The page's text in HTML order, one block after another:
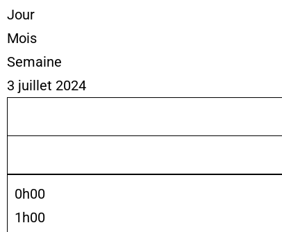
Jour
Mois
Semaine
3 juillet 2024
0h00
1h00